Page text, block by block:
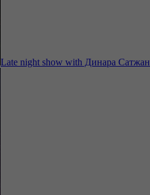
Late night show with Динара Сатжан